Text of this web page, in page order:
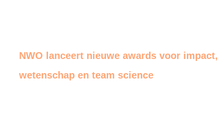
NWO lanceert nieuwe awards voor
wetenschap en team science